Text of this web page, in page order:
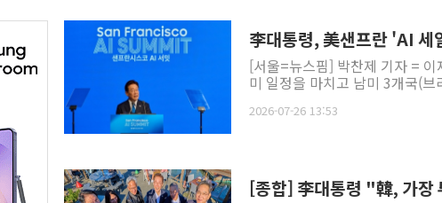
李대통령, 美샌프란 'AI
[서울=뉴스핌] 박찬제 기자 =
미 일정을 마치고 남미 3개국(브
2026-07-26 13:53
[종합] 李대통령 "韓, 가장